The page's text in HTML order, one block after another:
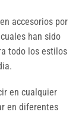
accesorios por
han sido
todo los estilos
en cualquier
en diferentes